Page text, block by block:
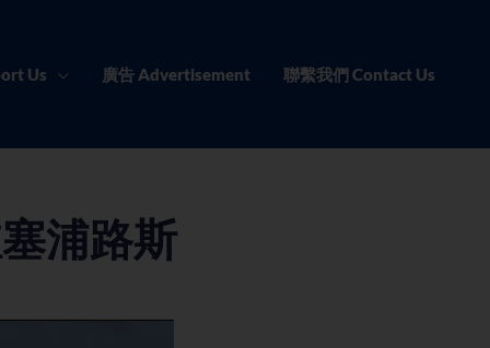
Us 廣告 Advertisement 聯繫我們 Contact Us
浦路斯